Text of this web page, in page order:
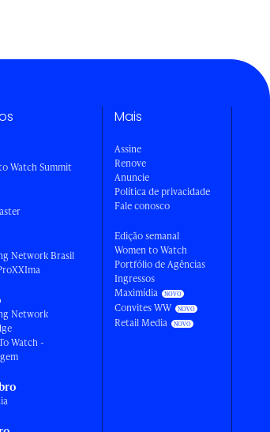
Watch Summit
Network Brasil
Network
Watch -
Mais
Assine
Renove
Anuncie
Política de privacidade
Fale conosco
Edição semanal
Women to Watch
Portfólio de Agências
Ingressos
Maximídia
Convites WW
Retail Media